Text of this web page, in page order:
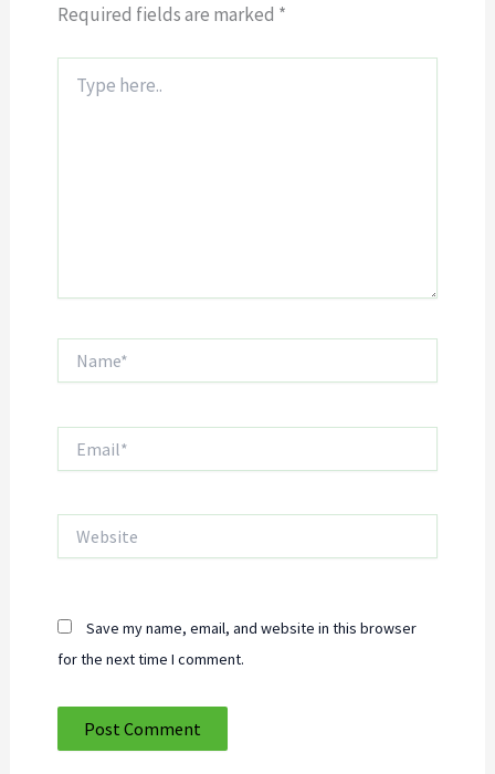
Required fields are marked *
here..
Save my name, email, and website in this browser
for the next time I comment.